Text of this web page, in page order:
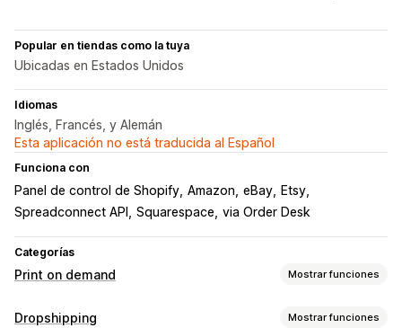
Popular en tiendas como la tuya
Ubicadas en Estados Unidos
Idiomas
Inglés, Francés, y Alemán
Esta aplicación no está traducida al Español
Funciona con
Panel de control de Shopify Amazon eBay
Etsy
Spreadconnect API
Squarespace via Order Desk
Categorías
Print on demand Mostrar funciones
Personalización de productos
Dropshipping Mostrar funciones